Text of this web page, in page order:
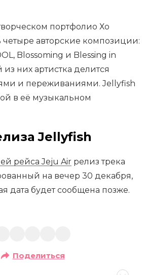
портфолио Хо
авторские композиции:
Blossoming и Blessing in
них артистка делится
и переживаниями. Jellyfish
в её музыкальном
Jellyfish
рейса Jeju Air релиз трека
на вечер 30 декабря,
дата будет сообщена позже.
Поделиться